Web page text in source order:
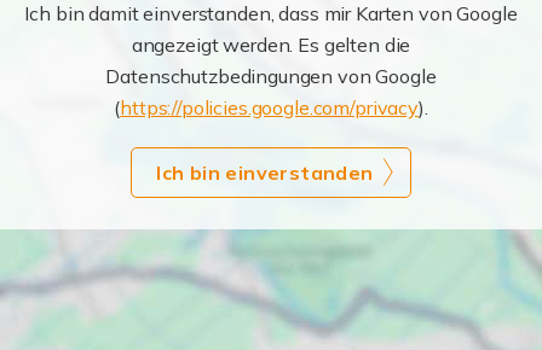
Ich bin damit einverstanden, dass mir Karten von Google
angezeigt werden. Es gelten die
Datenschutzbedingungen von Google
(https://policies.google.com/privacy).
Ich bin einverstanden